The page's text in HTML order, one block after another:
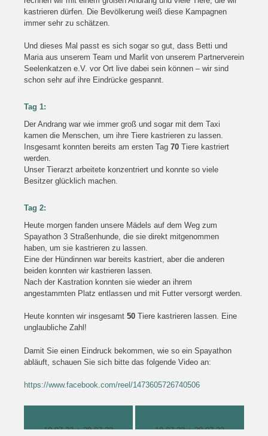
kastrieren dürfen. Die Bevölkerung weiß diese Kampagnen
immer sehr zu schätzen.
Und dieses Mal passt es sich sogar so gut, dass Betti und
Maria aus unserem Team und Marlit von unserem Partnerverein
Seelenkatzen e.V. vor Ort live dabei sein können – wir sind
schon sehr auf ihre Eindrücke gespannt.
Tag 1:
Der Andrang war wie immer groß und sogar mit dem Taxi
kamen die Menschen, um ihre Tiere kastrieren zu lassen.
Insgesamt konnten bereits am ersten Tag 70 Tiere kastriert
werden.
Unser Tierarzt arbeitete konzentriert und konnte so viele
Besitzer glücklich machen.
Tag 2:
Heute morgen fanden unsere Mädels auf dem Weg zum
Spayathon 3 Straßenhunde, die sie direkt mitgenommen
haben, um sie kastrieren zu lassen.
Eine der Hündinnen war bereits kastriert, aber die anderen
beiden konnten wir kastrieren lassen.
Nach der Kastration konnten sie wieder an ihrem
angestammten Platz entlassen und mit Futter versorgt werden.
Heute konnten wir insgesamt 50 Tiere kastrieren lassen. Eine
unglaubliche Zahl!
Damit Sie einen Eindruck bekommen, wie so ein Spayathon
abläuft, schauen Sie sich bitte das folgende Video an:
https://www.facebook.com/reel/1473605726740506
19.07.23 + 20.07.23 19.07.23 + 20.07.23
19.07.23 + 20.07.23 19.07.23 + 20.07.23
19.07.23 + 20.07.23 19.07.23 + 20.07.23